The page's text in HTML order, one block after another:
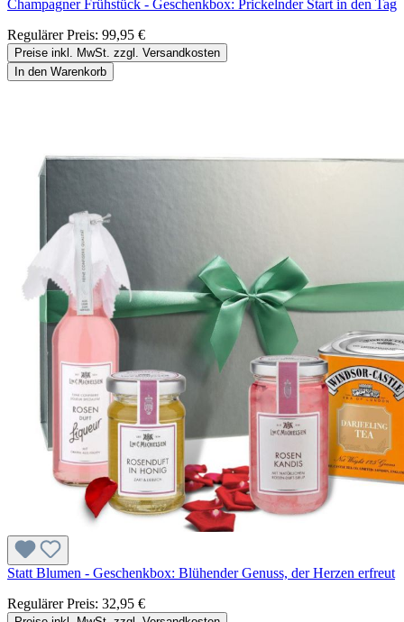
Champagner Frühstück - Geschenkbox: Prickelnder Start in den Tag
Regulärer Preis: 99,95 €
Preise inkl. MwSt. zzgl. Versandkosten
In den Warenkorb
Statt Blumen - Geschenkbox: Blühender Genuss, der Herzen erfreut
Regulärer Preis: 32,95 €